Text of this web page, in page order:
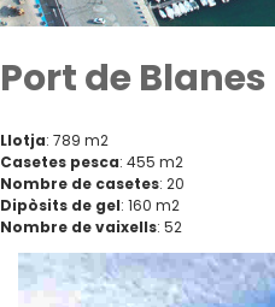
Port de Blanes
Llotja: 789 m2
Casetes pesca: 455 m2
Nombre de casetes: 20
Dipòsits de gel: 160 m2
Nombre de vaixells: 52